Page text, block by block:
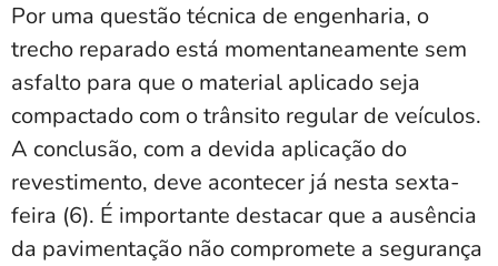
Por uma questão técnica de engenharia, o
trecho reparado está momentaneamente sem
asfalto para que o material aplicado seja
compactado com o trânsito regular de veículos.
A conclusão, com a devida aplicação do
revestimento, deve acontecer já nesta sexta-
feira (6). É importante destacar que a ausência
da pavimentação não compromete a segurança